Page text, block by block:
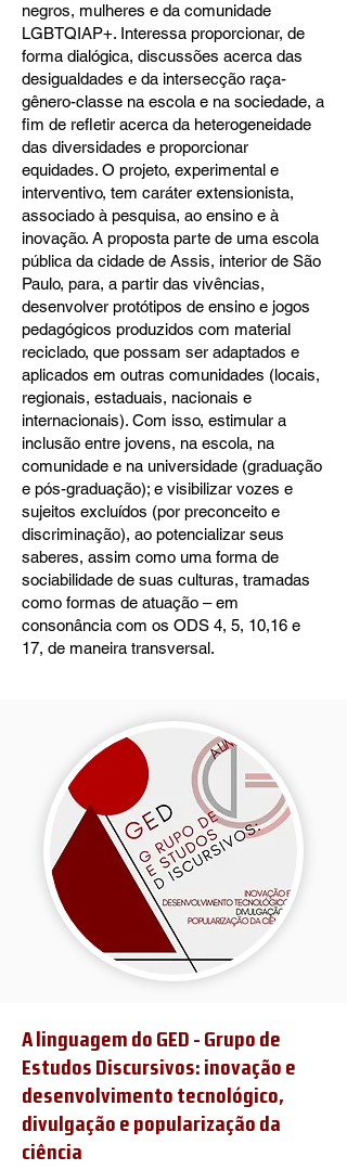
negros, mulheres e da comunidade
LGBTQIAP+. Interessa proporcionar, de
forma dialógica, discussões acerca das
desigualdades e da intersecção raça-
gênero-classe na escola e na sociedade, a
fim de refletir acerca da heterogeneidade
das diversidades e proporcionar
equidades. O projeto, experimental e
interventivo, tem caráter extensionista,
associado à pesquisa, ao ensino e à
inovação. A proposta parte de uma escola
pública da cidade de Assis, interior de São
Paulo, para, a partir das vivências,
desenvolver protótipos de ensino e jogos
pedagógicos produzidos com material
reciclado, que possam ser adaptados e
aplicados em outras comunidades (locais,
regionais, estaduais, nacionais e
internacionais). Com isso, estimular a
inclusão entre jovens, na escola, na
comunidade e na universidade (graduação
e pós-graduação); e visibilizar vozes e
sujeitos excluídos (por preconceito e
discriminação), ao potencializar seus
saberes, assim como uma forma de
sociabilidade de suas culturas, tramadas
como formas de atuação – em
consonância com os ODS 4, 5, 10,16 e
17, de maneira transversal.
A linguagem do GED - Grupo de
Estudos Discursivos: inovação e
desenvolvimento tecnológico,
divulgação e popularização da
ciência